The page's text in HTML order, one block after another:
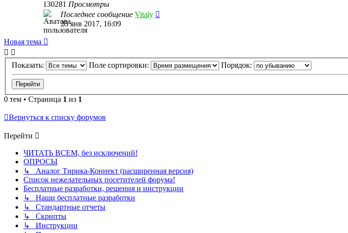
130281 Просмотры
Последнее сообщение Vitaly
25 янв 2017, 16:09
Новая тема
Показать: Поле сортировки: Порядок:
0 тем • Страница 1 из 1
Вернуться к списку форумов
Перейти
ЧИТАТЬ ВСЕМ, без исключений!
ОПРОСЫ
↳ Аналог Тирика-Коннект (расширенная версия)
Список нежелательных посетителей форума!
Бесплатные разработки, решения и инструкции
↳ Наши бесплатные разработки
↳ Стандартные отчеты
↳ Скрипты
↳ Инструкции